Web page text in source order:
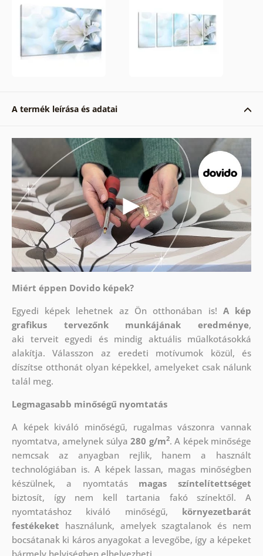
A termék leírása és adatai
Miért éppen Dovido képek?
Egyedi képek lehetnek az Ön otthonában is! A kép
grafikus tervezőnk munkájának eredménye,
aki terveit egyedi és mindig aktuális műalkotásokká
alakítja. Válasszon az eredeti motívumok közül, és
díszítse otthonát olyan képekkel, amelyeket csak nálunk
talál meg.
Legmagasabb minőségű nyomtatás
A képek kiváló minőségű, rugalmas vászonra vannak
nyomtatva, amelynek súlya280 g/m2. A képek minősége
nemcsak az anyagban rejlik, hanem a használt
technológiában is. A képek lassan, magas minőségben
készülnek, a nyomtatás magas színtelítettséget
biztosít, így nem kell tartania fakó színektől. A
nyomtatáshoz kiváló minőségű, környezetbarát
festékeket használunk, amelyek szagtalanok és nem
bocsátanak ki káros anyagokat a levegőbe, így a képeket